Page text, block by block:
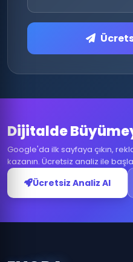
Dijitalde
Google'da ilk sayfaya çıkın,
kazanın. Ücretsiz analiz ile
Ücretsiz Analiz Al